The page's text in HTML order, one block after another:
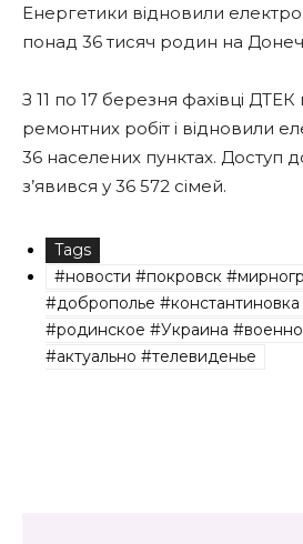
Енергетики відновили
понад 36 тисяч родин на
З 11 по 17 березня фахівці
ремонтних робіт і відновили
36 населених пунктах. Доступ
з’явився у 36 572 сімей.
Tags
#новости #покровск
#доброполье
#родинское #Украина
#актуально #телевиденье